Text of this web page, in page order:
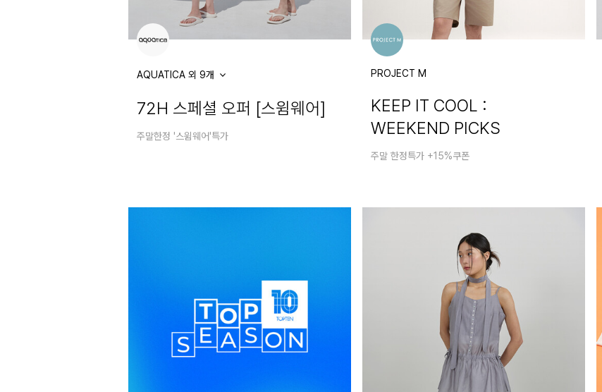
AQUATICA 외 9개
72H 스페셜 오퍼 [스윔웨어]
주말한정 '스윔웨어'특가
PROJECT M
KEEP IT COOL :
WEEKEND PICKS
주말 한정특가 +15%쿠폰